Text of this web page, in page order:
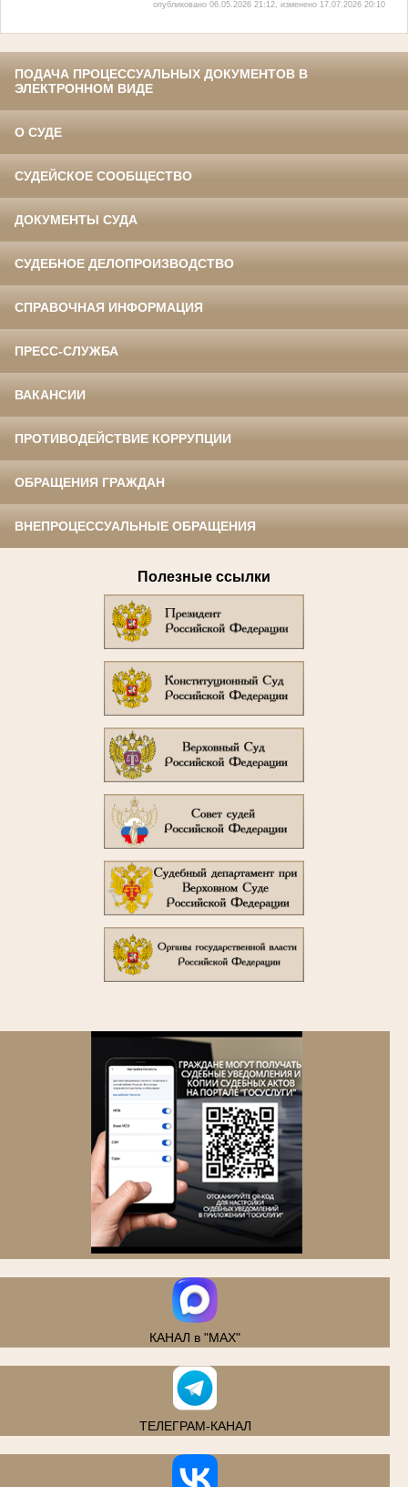
опубликовано 06.05.2026 21:12, изменено 17.07.2026 20:10
ПОДАЧА ПРОЦЕССУАЛЬНЫХ ДОКУМЕНТОВ В
ЭЛЕКТРОННОМ ВИДЕ
О СУДЕ
СУДЕЙСКОЕ СООБЩЕСТВО
ДОКУМЕНТЫ СУДА
СУДЕБНОЕ ДЕЛОПРОИЗВОДСТВО
СПРАВОЧНАЯ ИНФОРМАЦИЯ
ПРЕСС-СЛУЖБА
ВАКАНСИИ
ПРОТИВОДЕЙСТВИЕ КОРРУПЦИИ
ОБРАЩЕНИЯ ГРАЖДАН
ВНЕПРОЦЕССУАЛЬНЫЕ ОБРАЩЕНИЯ
Полезные ссылки
КАНАЛ в "MAX"
ТЕЛЕГРАМ-КАНАЛ